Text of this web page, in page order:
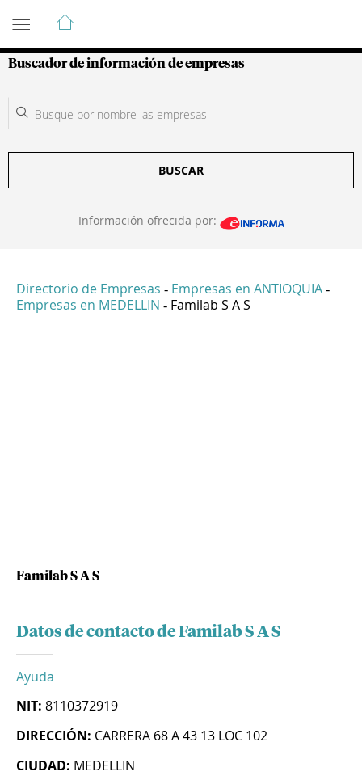
Guía de Empresas Colombianas
Buscador de información de empresas
BUSCAR
Información ofrecida por:
Directorio de Empresas - Empresas en ANTIOQUIA -
Empresas en MEDELLIN - Familab S A S
Familab S A S
Datos de contacto de Familab S A S
Ayuda
NIT: 8110372919
DIRECCIÓN: CARRERA 68 A 43 13 LOC 102
CIUDAD: MEDELLIN